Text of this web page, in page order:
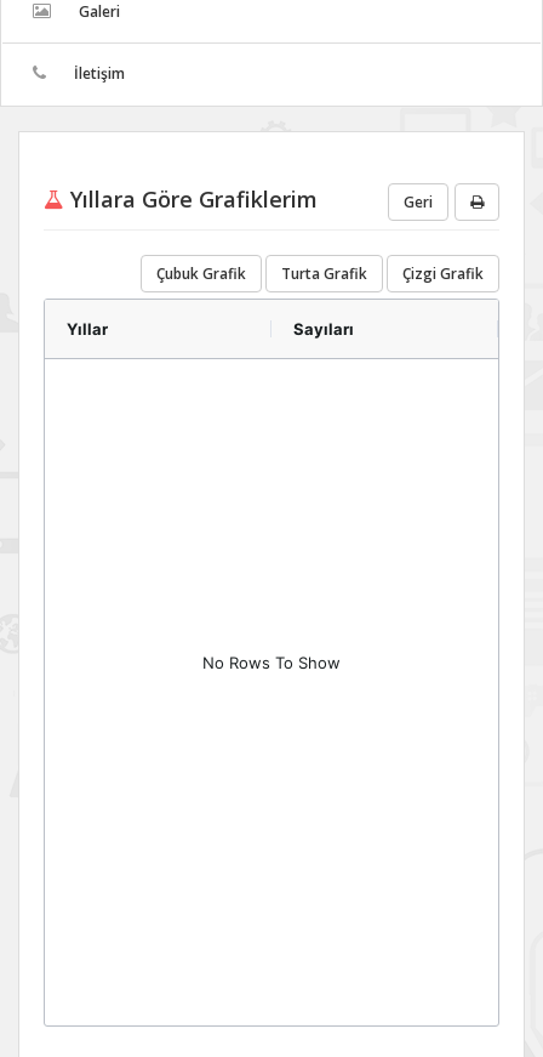
Galeri
İletişim
Yıllara Göre Grafiklerim Geri
Çubuk Grafik Turta Grafik Çizgi Grafik
Yıllar Sayıları
No Rows To Show